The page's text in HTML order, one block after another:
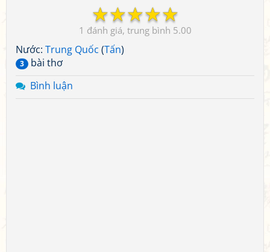
☆
☆
☆
☆
☆
1 5.00
Nước: Trung Quốc (Tấn)
3
bài thơ
Bình luận